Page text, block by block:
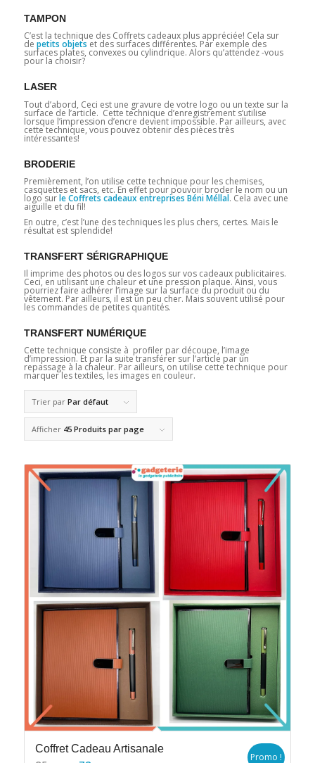
TAMPON
C’est la technique des Coffrets cadeaux plus appréciée! Cela sur
de petits objets et des surfaces différentes. Par exemple des
surfaces plates, convexes ou cylindrique. Alors qu’attendez -vous
pour la choisir?
LASER
Tout d’abord, Ceci est une gravure de votre logo ou un texte sur la
surface de l’article. Cette technique d’enregistrement s’utilise
lorsque l’impression d’encre devient impossible. Par ailleurs, avec
cette technique, vous pouvez obtenir des pièces très
intéressantes!
BRODERIE
Premièrement, l’on utilise cette technique pour les chemises,
casquettes et sacs, etc. En effet pour pouvoir broder le nom ou un
logo surle Coffrets cadeaux entreprises Béni Méllal. Cela avec une
aiguille et du fil!
En outre, c’est l’une des techniques les plus chers, certes. Mais le
résultat est splendide!
TRANSFERT SÉRIGRAPHIQUE
Il imprime des photos ou des logos sur vos cadeaux publicitaires.
Ceci, en utilisant une chaleur et une pression plaque. Ainsi, vous
pourriez faire adhérer l’image sur la surface du produit ou du
vêtement. Par ailleurs, il est un peu cher. Mais souvent utilisé pour
les commandes de petites quantités.
TRANSFERT NUMÉRIQUE
Cette technique consiste à profiler par découpe, l’image
d’impression. Et par la suite transférer sur l’article par un
repassage à la chaleur. Par ailleurs, on utilise cette technique pour
marquer les textiles, les images en couleur.
Trier par Par défaut
Afficher 45 Produits par page
Coffret Cadeau Artisanale
Promo !